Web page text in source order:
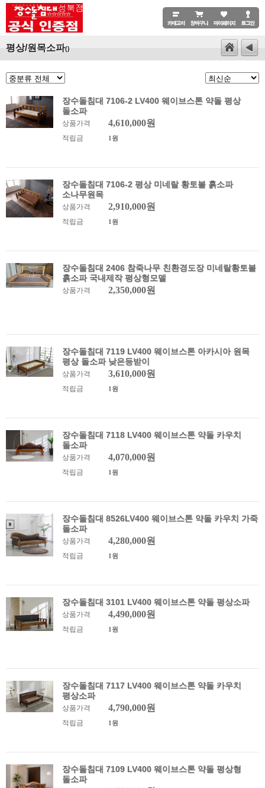
평상/원목소파()
장수돌침대 7106-2 LV400 웨이브스톤 약돌 평상
돌소파
상품가격 4,610,000원
적립금 1원
장수돌침대 7106-2 평상 미네랄 황토볼 흙소파
소나무원목
상품가격 2,910,000원
적립금 1원
장수돌침대 2406 참죽나무 친환경도장 미네랄황토볼
흙소파 국내제작 평상형모델
상품가격 2,350,000원
장수돌침대 7119 LV400 웨이브스톤 아카시아 원목
평상 돌소파 낮은등받이
상품가격 3,610,000원
적립금 1원
장수돌침대 7118 LV400 웨이브스톤 약돌 카우치
돌소파
상품가격 4,070,000원
적립금 1원
장수돌침대 8526LV400 웨이브스톤 약돌 카우치 가죽
돌소파
상품가격 4,280,000원
적립금 1원
장수돌침대 3101 LV400 웨이브스톤 약돌 평상소파
상품가격 4,490,000원
적립금 1원
장수돌침대 7117 LV400 웨이브스톤 약돌 카우치
평상소파
상품가격 4,790,000원
적립금 1원
장수돌침대 7109 LV400 웨이브스톤 약돌 평상형
돌소파